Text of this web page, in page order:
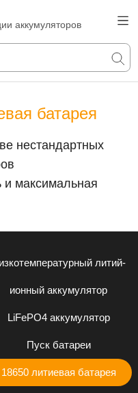
аккумуляторов
батарея
нестандартных
максимальная
литий-
ионный аккумулятор
LiFePO4 аккумулятор
Пуск батареи
18650 литиевая батарея